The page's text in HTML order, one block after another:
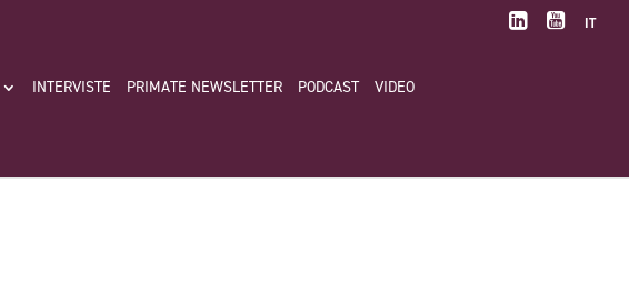
IT
INTERVISTE PRIMATE NEWSLETTER PODCAST VIDEO